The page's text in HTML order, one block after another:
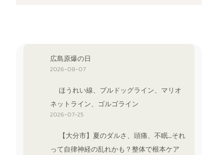
広島原爆の日
2026-08-07
ほうれい線、ブルドッグライン、マリオ
ネットライン、ゴルゴライン
2026-07-25
【大分市】夏のダルさ、頭痛、不眠…それ
って自律神経の乱れかも？整体で根本ケア